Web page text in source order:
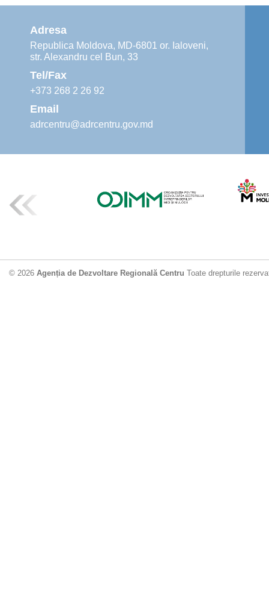
Adresa
Republica Moldova, MD-6801 or. Ialoveni,
str. Alexandru cel Bun, 33
Tel/Fax
+373 268 2 26 92
Email
adrcentru@adrcentru.gov.md
© 2026 Agenția de Dezvoltare Regională Centru Toate drepturile